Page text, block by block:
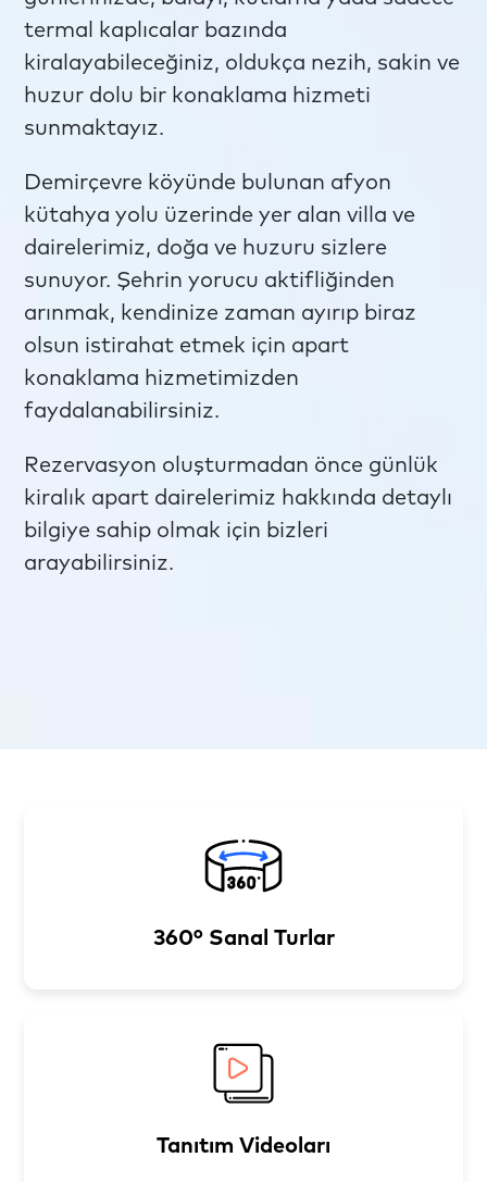
termal kaplıcalar bazında
kiralayabileceğiniz, oldukça nezih, sakin ve
huzur dolu bir konaklama hizmeti
sunmaktayız.
Demirçevre köyünde bulunan afyon
kütahya yolu üzerinde yer alan villa ve
dairelerimiz, doğa ve huzuru sizlere
sunuyor. Şehrin yorucu aktifliğinden
arınmak, kendinize zaman ayırıp biraz
olsun istirahat etmek için apart
konaklama hizmetimizden
faydalanabilirsiniz.
Rezervasyon oluşturmadan önce günlük
kiralık apart dairelerimiz hakkında detaylı
bilgiye sahip olmak için bizleri
arayabilirsiniz.
360° Sanal Turlar
Tanıtım Videoları